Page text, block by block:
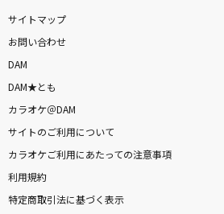
サイトマップ
お問い合わせ
DAM
DAM★とも
カラオケ＠DAM
サイトのご利用について
カラオケご利用にあたっての注意事項
利用規約
特定商取引法に基づく表示